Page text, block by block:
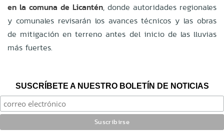
en la comuna de Licantén, donde autoridades regionales
y comunales revisarán los avances técnicos y las obras
de mitigación en terreno antes del inicio de las lluvias
más fuertes.
SUSCRÍBETE A NUESTRO BOLETÍN DE NOTICIAS